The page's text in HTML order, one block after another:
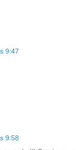
9:47
9:58